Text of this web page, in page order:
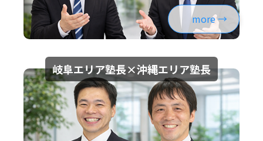
more
岐阜エリア塾長×沖縄エリア塾長